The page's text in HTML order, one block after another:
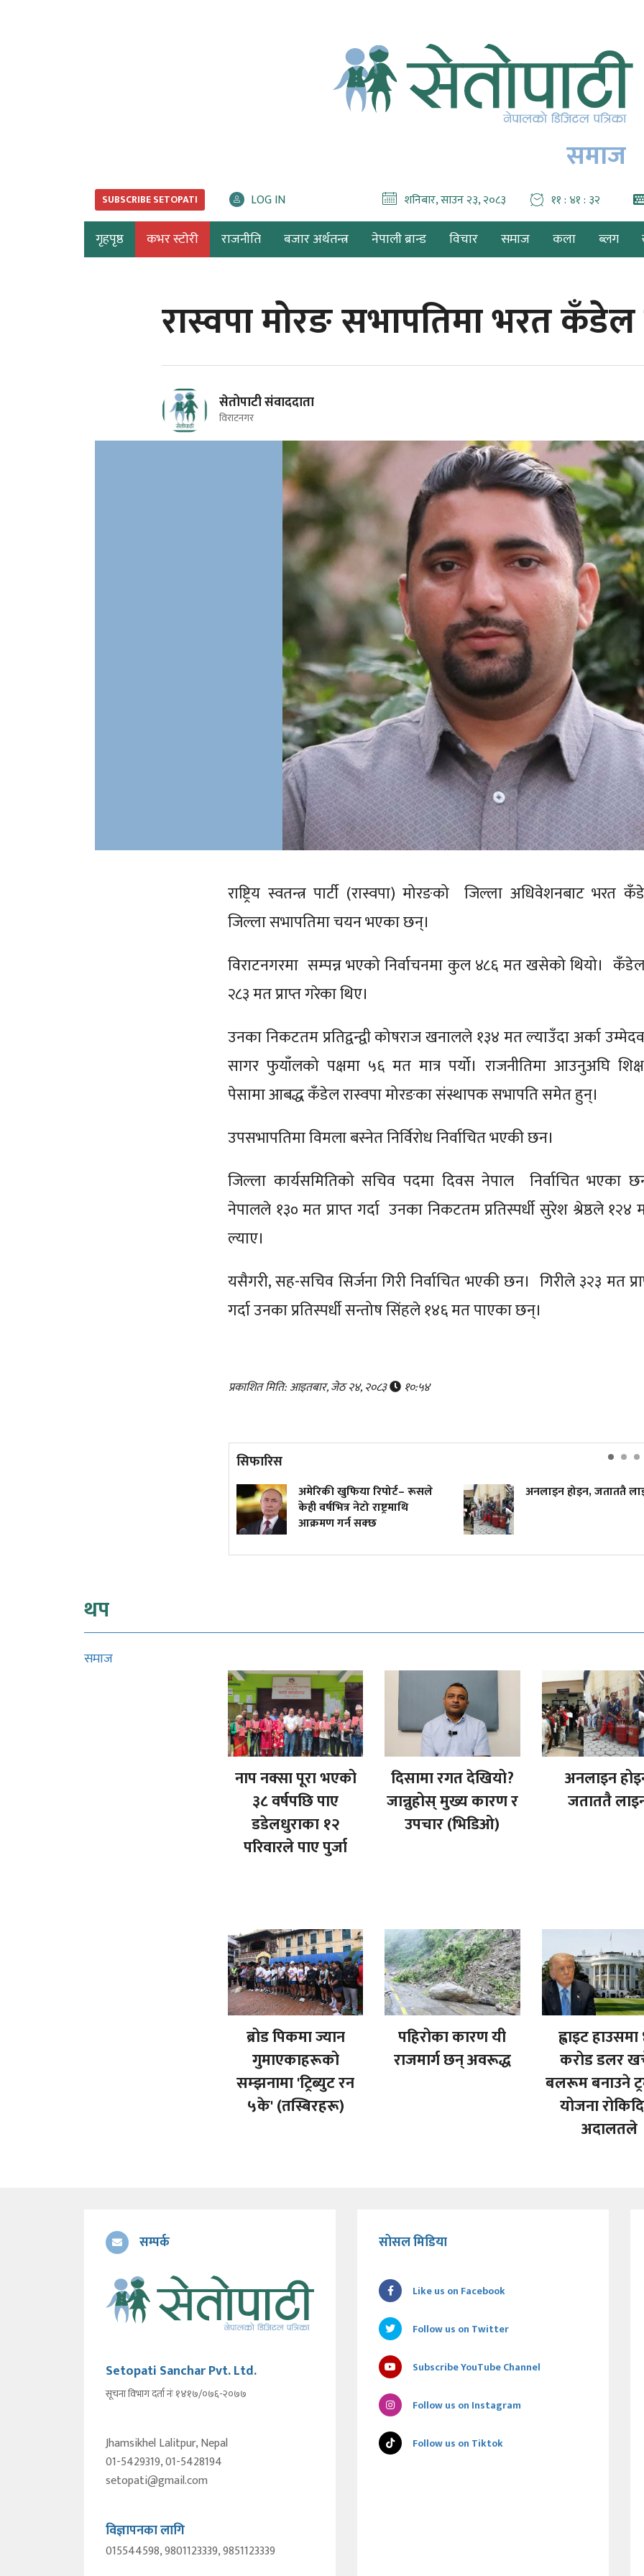
समाज
SUBSCRIBE SETOPATI LOG IN शनिबार, साउन २३, २०८३ ११ : ४१ : ३४
गृहपृष्ठ कभर स्टोरी राजनीति बजार अर्थतन्त्र नेपाली ब्रान्ड विचार समाज कला ब्लग
रास्वपा मोरङ सभापतिमा भरत कँडेल
सेतोपाटी संवाददाता
विराटनगर
राष्ट्रिय स्वतन्त्र पार्टी (रास्वपा) मोरङको जिल्ला अधिवेशनबाट भरत
जिल्ला सभापतिमा चयन भएका छन्।
विराटनगरमा सम्पन्न भएको निर्वाचनमा कुल ४८६ मत खसेको थियो।
२८३ मत प्राप्त गरेका थिए।
उनका निकटतम प्रतिद्वन्द्वी कोषराज खनालले १३४ मत ल्याउँदा अर्का
सागर फुयाँलको पक्षमा ५६ मत मात्र पर्यो। राजनीतिमा आउनुअघि
पेसामा आबद्ध कँडेल रास्वपा मोरङका संस्थापक सभापति समेत हुन्।
उपसभापतिमा विमला बस्नेत निर्विरोध निर्वाचित भएकी छन।
​जिल्ला कार्यसमितिको सचिव पदमा दिवस नेपाल निर्वाचित भएका
नेपालले १३० मत प्राप्त गर्दा उनका निकटतम प्रतिस्पर्धी सुरेश श्रेष्ठले १२४
ल्याए।
यसैगरी, सह-सचिव सिर्जना गिरी निर्वाचित भएकी छन। गिरीले ३२३ मत
गर्दा उनका प्रतिस्पर्धी सन्तोष सिंहले १४६ मत पाएका छन्।
प्रकाशित मिति: आइतबार, जेठ २४, २०८३ १०:५४
सिफारिस
अमेरिकी खुफिया रिपोर्ट– रूसले
केही वर्षभित्र नेटो राष्ट्रमाथि
आक्रमण गर्न सक्छ
अनलाइन होइन, जताततै
थप
समाज
नाप नक्सा पूरा भएको
३८ वर्षपछि पाए
डडेलधुराका १२
परिवारले पाए पुर्जा
दिसामा रगत देखियो?
जान्नुहोस् मुख्य कारण र
उपचार (भिडिओ)
अनलाइन
जताततै
ब्रोड पिकमा ज्यान
गुमाएकाहरूको
सम्झनामा 'ट्रिब्युट रन
५के' (तस्बिरहरू)
पहिरोका कारण यी
राजमार्ग छन् अवरूद्ध
ह्वाइट
करोड डलर
बलरूम बनाउने
योजना
अदालतले
सम्पर्क
Setopati Sanchar Pvt. Ltd.
सूचना विभाग दर्ता नंः १४१७/०७६-२०७७
Jhamsikhel Lalitpur, Nepal
01-5429319, 01-5428194
setopati@gmail.com
विज्ञापनका लागि
015544598, 9801123339, 9851123339
सोसल मिडिया
Like us on Facebook
Follow us on Twitter
Subscribe YouTube Channel
Follow us on Instagram
Follow us on Tiktok